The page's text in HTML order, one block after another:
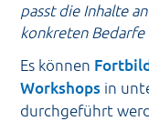
passt die Inhalte
konkreten Bedarfe
Es können
Workshops in
durchgeführt